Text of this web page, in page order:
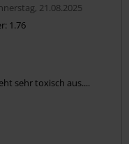
21.08.2025
1.76
sehr toxisch aus....